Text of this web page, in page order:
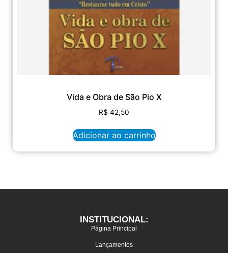
Vida e Obra de São Pio X
R$ 42,50
Adicionar ao carrinho
INSTITUCIONAL:
Página Principal
Lançamentos